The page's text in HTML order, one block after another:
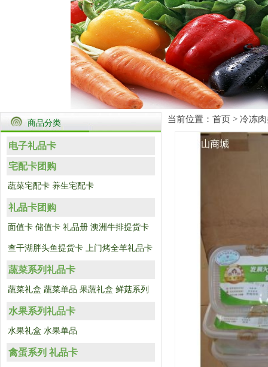
商品分类
电子礼品卡
宅配卡团购
蔬菜宅配卡 养生宅配卡
礼品卡团购
面值卡 储值卡 礼品册 澳洲牛排提货卡
查干湖胖头鱼提货卡 上门烤全羊礼品卡
蔬菜系列礼品卡
蔬菜礼盒 蔬菜单品 果蔬礼盒 鲜菇系列
水果系列礼品卡
水果礼盒 水果单品
禽蛋系列 礼品卡
当前位置： 首页 > 冷冻